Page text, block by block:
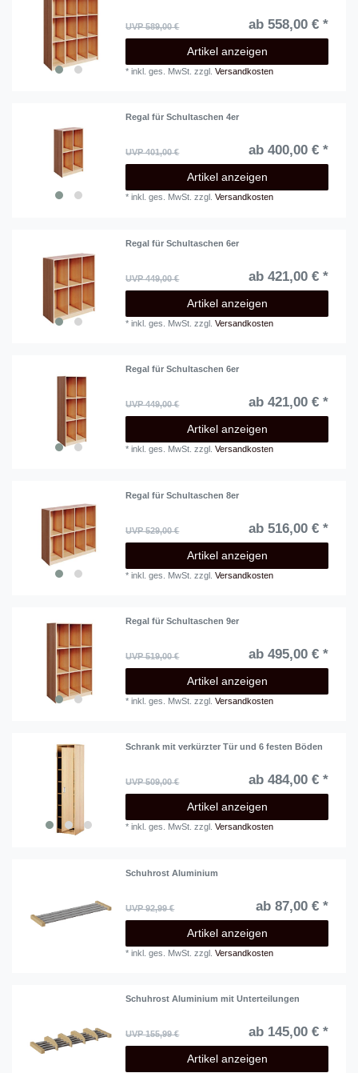
UVP 589,00 € ab 558,00 € *
Artikel anzeigen
*inkl. ges. MwSt. zzgl.Versandkosten
Regal für Schultaschen 4er
UVP 401,00 € ab 400,00 € *
Artikel anzeigen
*inkl. ges. MwSt. zzgl.Versandkosten
Regal für Schultaschen 6er
UVP 449,00 € ab 421,00 € *
Artikel anzeigen
*inkl. ges. MwSt. zzgl.Versandkosten
Regal für Schultaschen 6er
UVP 449,00 € ab 421,00 € *
Artikel anzeigen
*inkl. ges. MwSt. zzgl.Versandkosten
Regal für Schultaschen 8er
UVP 529,00 € ab 516,00 € *
Artikel anzeigen
*inkl. ges. MwSt. zzgl.Versandkosten
Regal für Schultaschen 9er
UVP 519,00 € ab 495,00 € *
Artikel anzeigen
*inkl. ges. MwSt. zzgl.Versandkosten
Schrank mit verkürzter Tür und 6 festen Böden
UVP 509,00 € ab 484,00 € *
Artikel anzeigen
*inkl. ges. MwSt. zzgl.Versandkosten
Schuhrost Aluminium
UVP 92,99 € ab 87,00 € *
Artikel anzeigen
*inkl. ges. MwSt. zzgl.Versandkosten
Schuhrost Aluminium mit Unterteilungen
UVP 155,99 € ab 145,00 € *
Artikel anzeigen